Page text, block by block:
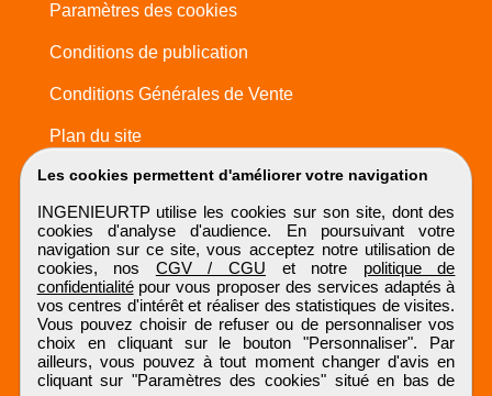
Les cookies permettent d'améliorer votre navigation
INGENIEURTP utilise les cookies sur son site, dont des
cookies d'analyse d'audience. En poursuivant votre
navigation sur ce site, vous acceptez notre utilisation de
cookies, nos CGV / CGU et notre politique de
confidentialitépour vous proposer des services adaptés à
vos centres d'intérêt et réaliser des statistiques de visites.
Vous pouvez choisir de refuser ou de personnaliser vos
choix en cliquant sur le bouton "Personnaliser". Par
ailleurs, vous pouvez à tout moment changer d'avis en
cliquant sur "Paramètres des cookies" situé en bas de
Paramètres des cookies
Conditions de publication
Conditions Générales de Vente
Plan du site